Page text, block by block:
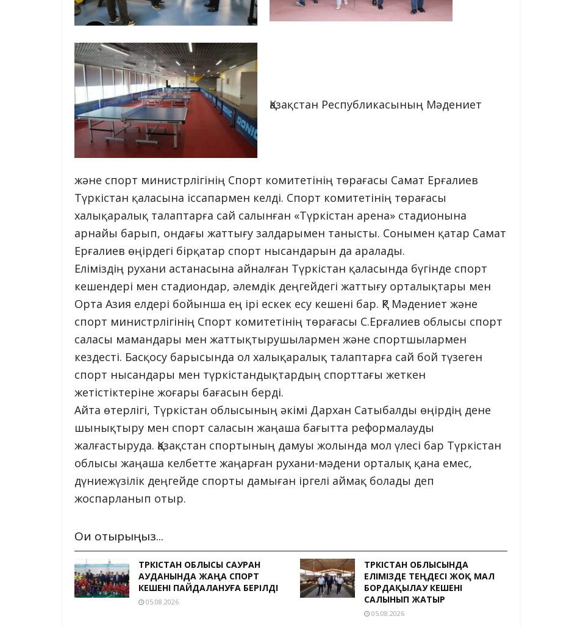
Қазақстан Республикасының Мəдениет
жəне спорт министрлігінің Спорт комитетінің төрағасы Самат Ерғалиев
Түркістан қаласына іссапармен келді. Спорт комитетінің төрағасы
халықаралық талаптарға сай салынған «Түркістан арена» стадионына
арнайы барып, ондағы жаттығу залдарымен танысты. Сонымен қатар Самат
Ерғалиев өңірдегі бірқатар спорт нысандарын да аралады.
Еліміздің рухани астанасына айналған Түркістан қаласында бүгінде спорт
кешендері мен стадиондар, əлемдік деңгейдегі жаттығу орталықтары мен
Орта Азия елдері бойынша ең ірі ескек есу кешені бар. ҚР Мəдениет жəне
спорт министрлігінің Спорт комитетінің төрағасы С.Ерғалиев облысы спорт
саласы мамандары мен жаттықтырушылармен және спортшылармен
кездесті. Басқосу барысында ол халықаралық талаптарға сай бой түзеген
спорт нысандары мен түркістандықтардың спорттағы жеткен
жетістіктеріне жоғары бағасын берді.
Айта өтерлігі, Түркістан облысының əкімі Дархан Сатыбалды өңірдің дене
шынықтыру мен спорт саласын жаңаша бағытта реформалауды
жалғастыруда. Қазақстан спортының дамуы жолында мол үлесі бар Түркістан
облысы жаңаша келбетте жаңарған рухани-мəдени орталық қана емес,
дүниежүзілік деңгейде спорты дамыған іргелі аймақ болады деп
жоспарланып отыр.
Оқи отырыңыз...
ТҮРКІСТАН ОБЛЫСЫ САУРАН
АУДАНЫНДА ЖАҢА СПОРТ
КЕШЕНІ ПАЙДАЛАНУҒА БЕРІЛДІ
05.08.2026
ТҮРКІСТАН ОБЛЫСЫНДА
ЕЛІМІЗДЕ ТЕҢДЕСІ ЖОҚ МАЛ
БОРДАҚЫЛАУ КЕШЕНІ
САЛЫНЫП ЖАТЫР
05.08.2026